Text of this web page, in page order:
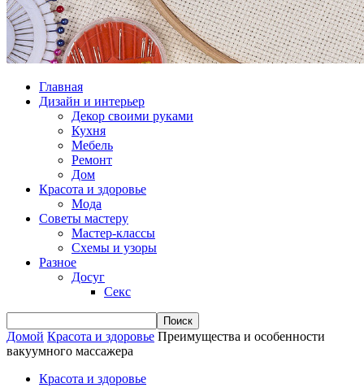
Главная
Дизайн и интерьер
Декор своими руками
Кухня
Мебель
Ремонт
Дом
Красота и здоровье
Мода
Советы мастеру
Мастер-классы
Схемы и узоры
Разное
Досуг
Секс
Домой Красота и здоровье Преимущества и особенности
вакуумного массажера
Красота и здоровье